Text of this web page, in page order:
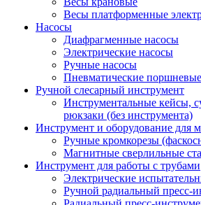
Весы платформенные
Насосы
Диафрагменные насосы
Электрические насосы
Ручные насосы
Пневматические
Ручной слесарный инструмент
Инструментальные кейсы,
рюкзаки (без инструмента)
Инструмент и оборудование для
Ручные кромкорезы
Магнитные сверлильные
Инструмент для работы с трубами
Электрические
Ручной радиальный пресс-